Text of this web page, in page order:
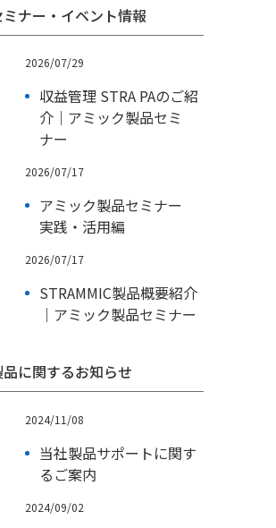
ミナー・イベント情報
2026/07/29
収益管理 STRA PAのご紹
介｜アミック製品セミ
ナー
2026/07/17
アミック製品セミナー
実践・活用編
2026/07/17
STRAMMIC製品概要紹介
｜アミック製品セミナー
品に関するお知らせ
2024/11/08
当社製品サポートに関す
るご案内
2024/09/02